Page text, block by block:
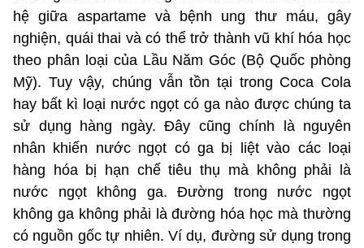
hệ giữa aspartame và bệnh ung thư máu, gây
nghiện, quái thai và có thể trở thành vũ khí hóa học
theo phân loại của Lầu Năm Góc (Bộ Quốc phòng
Mỹ). Tuy vậy, chúng vẫn tồn tại trong Coca Cola
hay bất kì loại nước ngọt có ga nào được chúng ta
sử dụng hàng ngày. Đây cũng chính là nguyên
nhân khiến nước ngọt có ga bị liệt vào các loại
hàng hóa bị hạn chế tiêu thụ mà không phải là
nước ngọt không ga. Đường trong nước ngọt
không ga không phải là đường hóa học mà thường
có nguồn gốc tự nhiên. Ví dụ, đường sử dụng trong